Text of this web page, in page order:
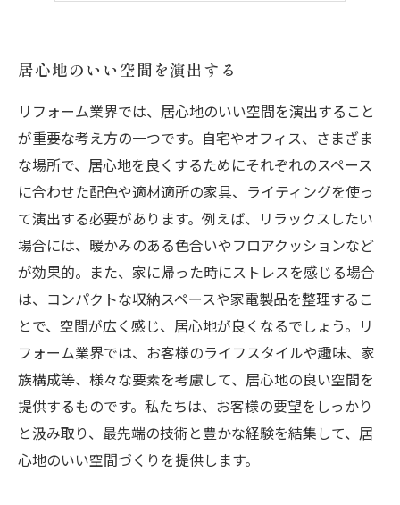
居心地のいい空間を演出する
リフォーム業界では、居心地のいい空間を演出すること
が重要な考え方の一つです。自宅やオフィス、さまざま
な場所で、居心地を良くするためにそれぞれのスペース
に合わせた配色や適材適所の家具、ライティングを使っ
て演出する必要があります。例えば、リラックスしたい
場合には、暖かみのある色合いやフロアクッションなど
が効果的。また、家に帰った時にストレスを感じる場合
は、コンパクトな収納スペースや家電製品を整理するこ
とで、空間が広く感じ、居心地が良くなるでしょう。リ
フォーム業界では、お客様のライフスタイルや趣味、家
族構成等、様々な要素を考慮して、居心地の良い空間を
提供するものです。私たちは、お客様の要望をしっかり
と汲み取り、最先端の技術と豊かな経験を結集して、居
心地のいい空間づくりを提供します。